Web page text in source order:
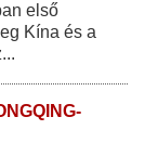
első
Kína és a